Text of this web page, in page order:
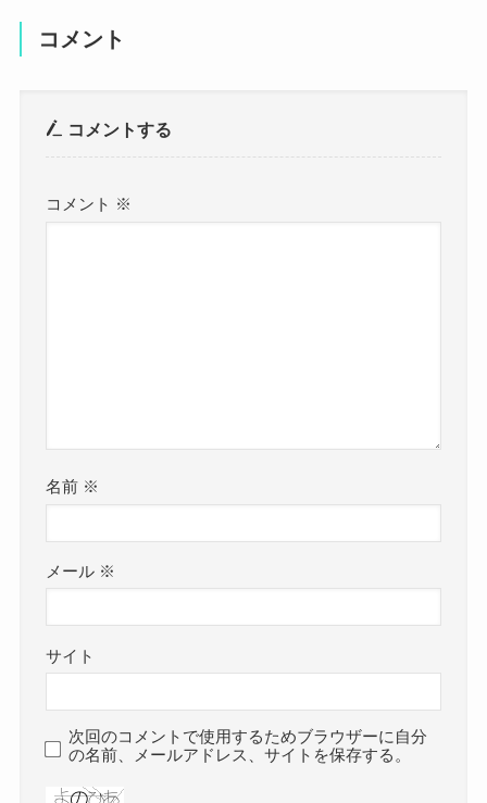
コメント
コメントする
コメント ※
名前 ※
メール ※
サイト
次回のコメントで使用するためブラウザーに自分
の名前、メールアドレス、サイトを保存する。